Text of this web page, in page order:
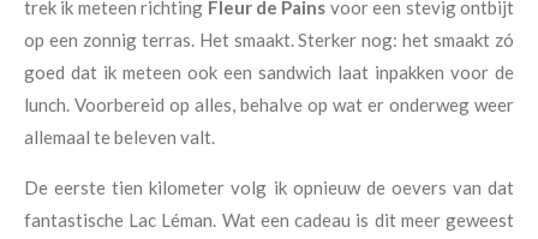
trek ik meteen richting Fleur de Pains voor een stevig ontbijt
op een zonnig terras. Het smaakt. Sterker nog: het smaakt zó
goed dat ik meteen ook een sandwich laat inpakken voor de
lunch. Voorbereid op alles, behalve op wat er onderweg weer
allemaal te beleven valt.
De eerste tien kilometer volg ik opnieuw de oevers van dat
fantastische Lac Léman. Wat een cadeau is dit meer geweest